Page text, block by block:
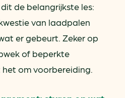
de belangrijkste les:
van laadpalen
er gebeurt. Zeker op
of beperkte
om voorbereiding.